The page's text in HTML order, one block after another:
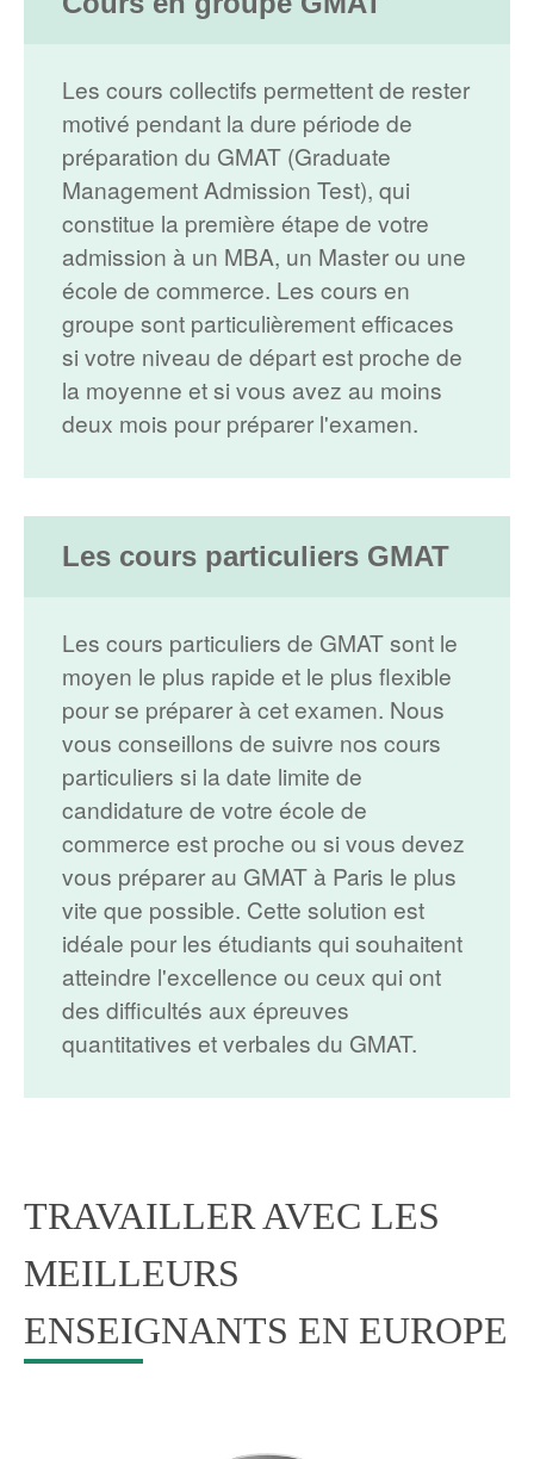
Les cours collectifs permettent de rester
motivé pendant la dure période de
préparation du GMAT (Graduate
Management Admission Test), qui
constitue la première étape de votre
admission à un MBA, un Master ou une
école de commerce. Les cours en
groupe sont particulièrement efficaces
si votre niveau de départ est proche de
la moyenne et si vous avez au moins
deux mois pour préparer l'examen.
Les cours particuliers GMAT
Les cours particuliers de GMAT sont le
moyen le plus rapide et le plus flexible
pour se préparer à cet examen. Nous
vous conseillons de suivre nos cours
particuliers si la date limite de
candidature de votre école de
commerce est proche ou si vous devez
vous préparer au GMAT à Paris le plus
vite que possible. Cette solution est
idéale pour les étudiants qui souhaitent
atteindre l'excellence ou ceux qui ont
des difficultés aux épreuves
quantitatives et verbales du GMAT.
TRAVAILLER AVEC LES
MEILLEURS
ENSEIGNANTS EN EUROPE